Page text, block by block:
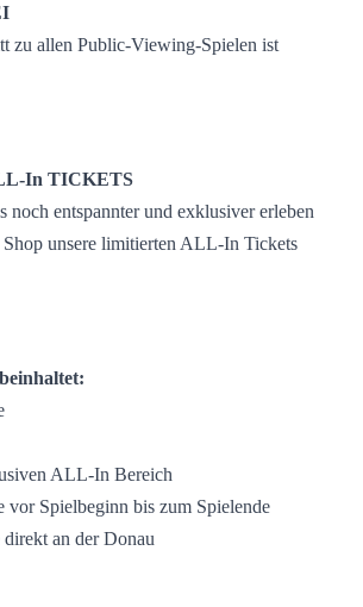
zu allen Public-Viewing-Spielen ist
In TICKETS
noch entspannter und exklusiver erleben
unsere limitierten ALL-In Tickets
ALL-In Bereich
vor Spielbeginn bis zum Spielende
an der Donau